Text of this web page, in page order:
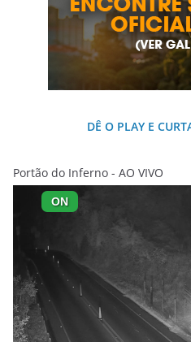
DÊ O PLAY E
Portão do Inferno - AO VIVO